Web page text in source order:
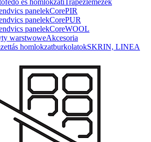
és homlokzatiTrapézlemezek
panelekCorePIR
panelekCorePUR
panelekCoreWOOL
warstwoweAkcesoria
homlokzatburkolatokSKRIN, LINEA